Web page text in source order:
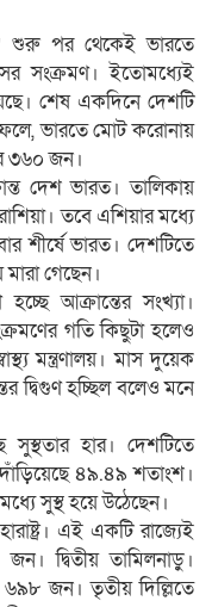
শুরু পর থেকেই ভারতে
সংক্রমণ। ইতোমধ্যেই
শেষ একদিনে দেশটি
ভারতে মোট করোনায়
৩৬০ জন।
দেশ ভারত। তালিকায়
তবে এশিয়ার মধ্যে
শীর্ষে ভারত। দেশটিতে
গেছেন।
আক্রান্তের সংখ্যা।
গতি কিছুটা হলেও
মন্ত্রণালয়। মাস দুয়েক
দ্বিগুণ হচ্ছিল বলেও মনে
হার। দেশটিতে
৪৯.৪৯ শতাংশ।
সুস্থ হয়ে উঠেছেন।
এই একটি রাজ্যেই
দ্বিতীয় তামিলনাড়ু।
৬৯৮ জন। তৃতীয় দিল্লিতে